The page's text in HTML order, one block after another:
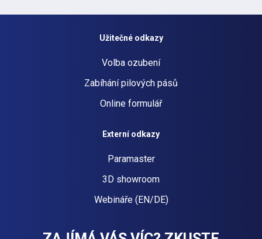
Užitečné odkazy
Volba ozubení
Zabíhání pilových pásů
Online formulář
Externí odkazy
Paramaster
3D showroom
Webináře (EN/DE)